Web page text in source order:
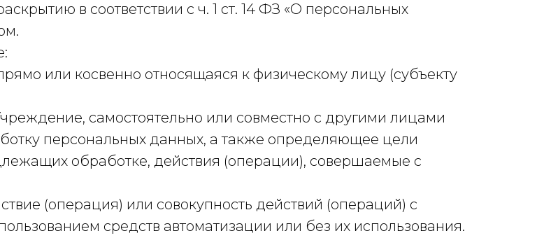
в соответствии с ч. 1 ст. 14 ФЗ «О персональных
или косвенно относящаяся к физическому лицу (субъекту
самостоятельно или совместно с другими лицами
персональных данных, а также определяющее цели
обработке, действия (операции), совершаемые с
(операция) или совокупность действий (операций) с
средств автоматизации или без их использования.